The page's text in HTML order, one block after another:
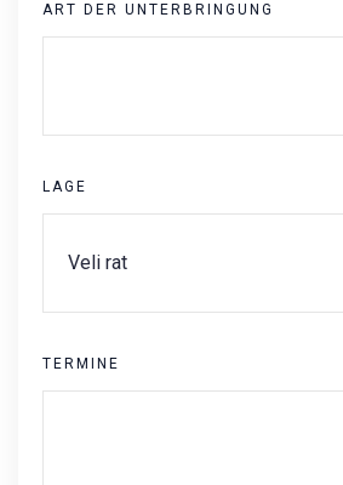
ART DER UNTERBRINGUNG
LAGE
TERMINE